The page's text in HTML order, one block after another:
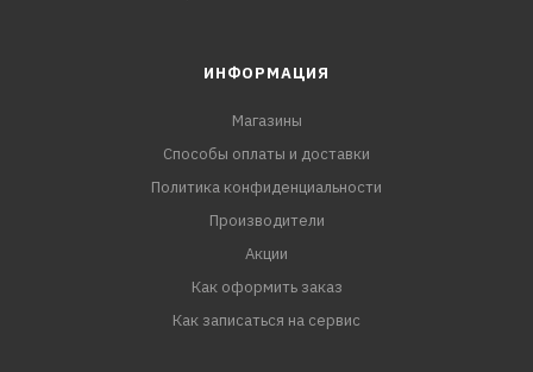
ИНФОРМАЦИЯ
Магазины
Способы оплаты и доставки
Политика конфиденциальности
Производители
Акции
Как оформить заказ
Как записаться на сервис